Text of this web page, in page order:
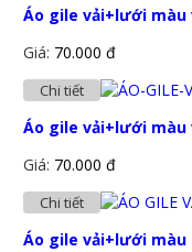
Áo gile vải+lưới màu
Giá: 70.000 đ
Chi tiết
Áo gile vải+lưới màu
Giá: 70.000 đ
Chi tiết
Áo gile vải+lưới màu